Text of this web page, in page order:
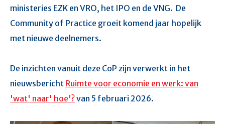
ministeries EZK en VRO, het IPO en de VNG. De
Community of Practice groeit komend jaar hopelijk
met nieuwe deelnemers.
De inzichten vanuit deze CoP zijn verwerkt in het
nieuwsbericht Ruimte voor economie en werk: van
'wat' naar' hoe'?van 5 februari 2026.